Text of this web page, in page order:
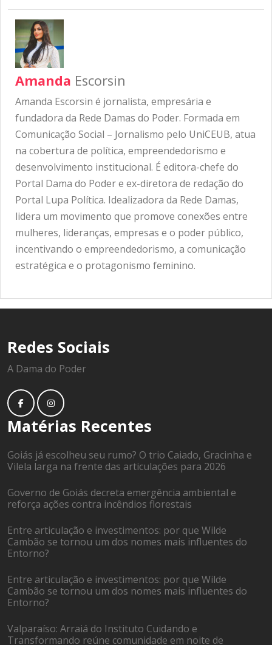
Amanda Escorsin
Amanda Escorsin é jornalista, empresária e
fundadora da Rede Damas do Poder. Formada em
Comunicação Social – Jornalismo pelo UniCEUB, atua
na cobertura de política, empreendedorismo e
desenvolvimento institucional. É editora-chefe do
Portal Dama do Poder e ex-diretora de redação do
Portal Lupa Política. Idealizadora da Rede Damas,
lidera um movimento que promove conexões entre
mulheres, lideranças, empresas e o poder público,
incentivando o empreendedorismo, a comunicação
estratégica e o protagonismo feminino.
Redes Sociais
A Dama do Poder
Matérias Recentes
Goiás já escolheu seu rumo? O trio Caiado, Gracinha e
Vilela larga na frente das articulações para 2026
Governo de Goiás decreta emergência ambiental e
reforça ações contra incêndios florestais
Entre articulação e investimentos: por que Wilde
Cambão se tornou um dos nomes mais influentes do
Entorno?
Entre articulação e investimentos: por que Wilde
Cambão se tornou um dos nomes mais influentes do
Entorno?
Valparaíso: Arraiá do Instituto Cuidando e
Transformando reúne comunidade em noite de